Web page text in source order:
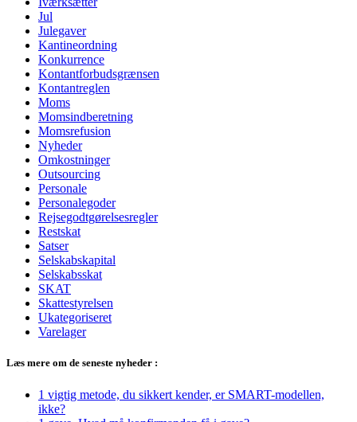
Jul
Julegaver
Kantineordning
Konkurrence
Kontantforbudsgrænsen
Kontantreglen
Moms
Momsindberetning
Momsrefusion
Nyheder
Omkostninger
Outsourcing
Personale
Personalegoder
Rejsegodtgørelsesregler
Restskat
Satser
Selskabskapital
Selskabsskat
SKAT
Skattestyrelsen
Ukategoriseret
Varelager
Læs mere om de seneste nyheder :
1 vigtig metode, du sikkert kender, er SMART-modellen,
ikke?